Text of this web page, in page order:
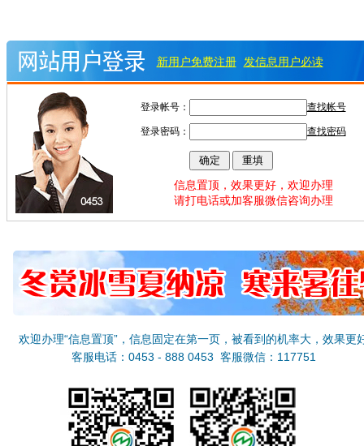
新用户免费注册 发信息用户必读
登录帐号： 查找帐号
登录密码： 查找密码
信息置顶，效果更好，欢迎办理
请打电话或加客服微信咨询办理
欢迎办理“信息置顶”，信息固定在第一页，被看到的机率大，效果更
客服电话：0453 - 888 0453 客服微信：117751